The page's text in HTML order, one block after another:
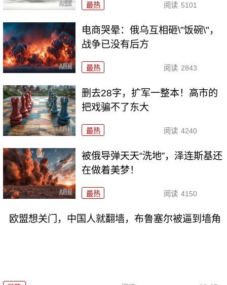
最热 阅读 5101
电商哭晕：俄乌互相砸\"饭碗\"，
战争已没有后方
最热 阅读 2843
删去28字，扩军一整本！高市的
把戏骗不了东大
最热 阅读 4240
被俄导弹天天“洗地”，泽连斯基还
在做着美梦！
最热 阅读 4150
欧盟想关门，中国人就翻墙，布鲁塞尔被逼到墙角